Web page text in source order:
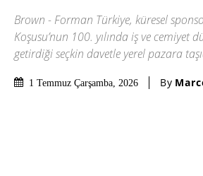
Brown - Forman Türkiye, küresel
Koşusu’nun 100. yılında iş ve cemiyet
getirdiği seçkin davetle yerel pazara
1 Temmuz Çarşamba, 2026 By